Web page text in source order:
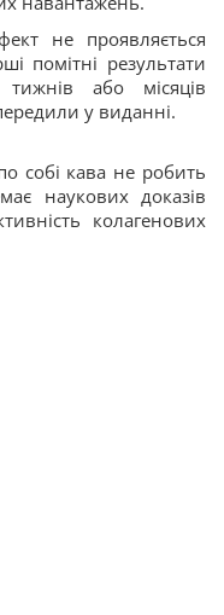
не проявляється
помітні результати
тижнів або місяців
у виданні.
собі кава не робить
наукових доказів
колагенових